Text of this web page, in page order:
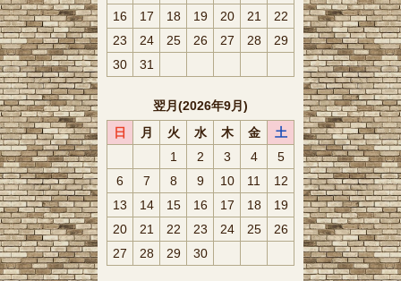
16
17 18 19 20 21
22
23
24 25 26 27 28
29
30
31
翌月(2026年9月)
日
月 火 水 木 金
土
1
2 3 4
5
6
7 8 9 10 11
12
13
14 15 16 17 18
19
20
21 22 23 24 25
26
27
28 29 30